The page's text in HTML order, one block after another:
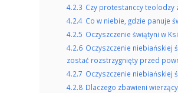
4.2.3 Czy protestanccy teolodzy
4.2.4 Co w niebie, gdzie panuje
4.2.5 Oczyszczenie świątyni w
4.2.6 Oczyszczenie niebiańskiej
zostać rozstrzygnięty przed
4.2.7 Oczyszczenie niebiańskiej
4.2.8 Dlaczego zbawieni